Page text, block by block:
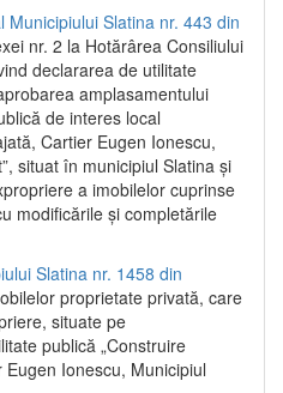
Slatina nr. 443 din
nr. 2 la Hotărârea Consiliului
declararea de utilitate
amplasamentului
de interes local
Cartier Eugen Ionescu,
situat în municipiul Slatina şi
a imobilelor cuprinse
modificările şi completările
Slatina nr. 1458 din
proprietate privată, care
situate pe
publică „Construire
Ionescu, Municipiul